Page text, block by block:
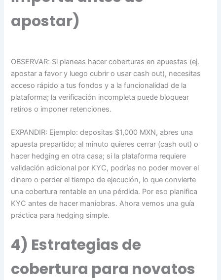
apostar)
OBSERVAR: Si planeas hacer coberturas en apuestas (ej.
apostar a favor y luego cubrir o usar cash out), necesitas
acceso rápido a tus fondos y a la funcionalidad de la
plataforma; la verificación incompleta puede bloquear
retiros o imponer retenciones.
EXPANDIR: Ejemplo: depositas $1,000 MXN, abres una
apuesta prepartido; al minuto quieres cerrar (cash out) o
hacer hedging en otra casa; si la plataforma requiere
validación adicional por KYC, podrías no poder mover el
dinero o perder el tiempo de ejecución, lo que convierte
una cobertura rentable en una pérdida. Por eso planifica
KYC antes de hacer maniobras. Ahora vemos una guía
práctica para hedging simple.
4) Estrategias de
cobertura para novatos